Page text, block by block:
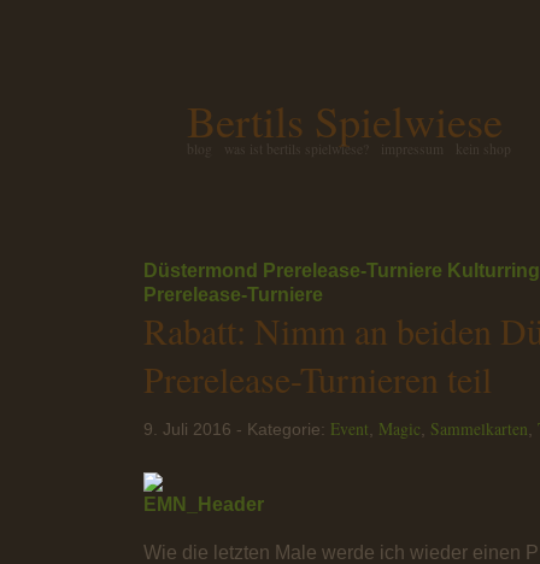
Bertils Spielwiese
blog was ist bertils spielwiese? impressum kein shop
Düstermond Prerelease-Turniere
Prerelease-Turniere
Rabatt: Nimm an beiden
Prerelease-Turnieren teil
9. Juli 2016 - Kategorie: Event, Magic, Sammelkarten,
Wie die letzten Male werde ich wieder einen